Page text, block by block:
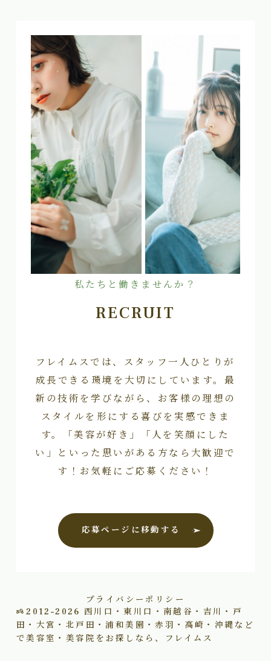
私たちと働きませんか？
RECRUIT
フレイムスでは、スタッフ一人ひとりが
成長できる環境を大切にしています。最
新の技術を学びながら、お客様の理想の
スタイルを形にする喜びを実感できま
す。「美容が好き」「人を笑顔にした
い」といった思いがある方なら大歓迎で
す！お気軽にご応募ください！
応募ページに移動する
プライバシーポリシー
2012–2026 西川口・東川口・南越谷・吉川・戸
田・大宮・北戸田・浦和美園・赤羽・高崎・沖縄など
で美容室・美容院をお探しなら、フレイムス